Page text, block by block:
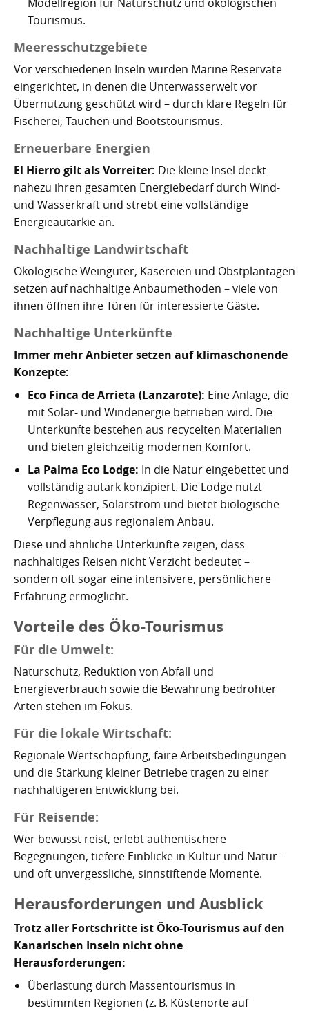
Tourismus.
Meeresschutzgebiete
Vor verschiedenen Inseln wurden Marine Reservate
eingerichtet, in denen die Unterwasserwelt vor
Übernutzung geschützt wird – durch klare Regeln für
Fischerei, Tauchen und Bootstourismus.
Erneuerbare Energien
El Hierro gilt als Vorreiter: Die kleine Insel deckt
nahezu ihren gesamten Energiebedarf durch Wind-
und Wasserkraft und strebt eine vollständige
Energieautarkie an.
Nachhaltige Landwirtschaft
Ökologische Weingüter, Käsereien und Obstplantagen
setzen auf nachhaltige Anbaumethoden – viele von
ihnen öffnen ihre Türen für interessierte Gäste.
Nachhaltige Unterkünfte
Immer mehr Anbieter setzen auf klimaschonende
Konzepte:
Eco Finca de Arrieta (Lanzarote): Eine Anlage, die
mit Solar- und Windenergie betrieben wird. Die
Unterkünfte bestehen aus recycelten Materialien
und bieten gleichzeitig modernen Komfort.
La Palma Eco Lodge: In die Natur eingebettet und
vollständig autark konzipiert. Die Lodge nutzt
Regenwasser, Solarstrom und bietet biologische
Verpflegung aus regionalem Anbau.
Diese und ähnliche Unterkünfte zeigen, dass
nachhaltiges Reisen nicht Verzicht bedeutet –
sondern oft sogar eine intensivere, persönlichere
Erfahrung ermöglicht.
Vorteile des Öko-Tourismus
Für die Umwelt:
Naturschutz, Reduktion von Abfall und
Energieverbrauch sowie die Bewahrung bedrohter
Arten stehen im Fokus.
Für die lokale Wirtschaft:
Regionale Wertschöpfung, faire Arbeitsbedingungen
und die Stärkung kleiner Betriebe tragen zu einer
nachhaltigeren Entwicklung bei.
Für Reisende:
Wer bewusst reist, erlebt authentischere
Begegnungen, tiefere Einblicke in Kultur und Natur –
und oft unvergessliche, sinnstiftende Momente.
Herausforderungen und Ausblick
Trotz aller Fortschritte ist Öko-Tourismus auf den
Kanarischen Inseln nicht ohne
Herausforderungen:
Überlastung durch Massentourismus in
bestimmten Regionen (z. B. Küstenorte auf